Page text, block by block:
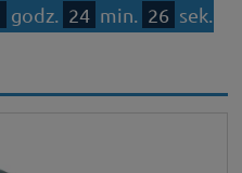
godz. 24 min. 25 sek.